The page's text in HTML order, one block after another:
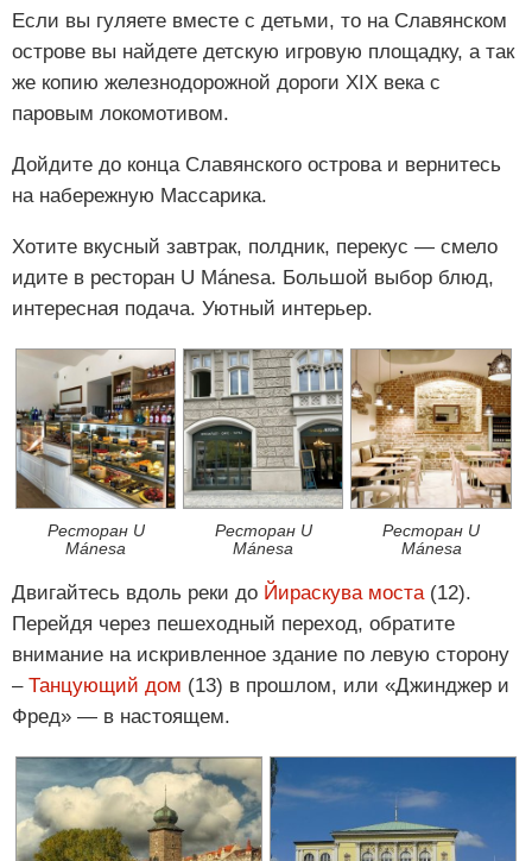
Если вы гуляете вместе с детьми, то на Славянском
острове вы найдете детскую игровую площадку, а так
же копию железнодорожной дороги XIX века с
паровым локомотивом.
Дойдите до конца Славянского острова и вернитесь
на набережную Массарика.
Хотите вкусный завтрак, полдник, перекус — смело
идите в ресторан U Mánesa. Большой выбор блюд,
интересная подача. Уютный интерьер.
Ресторан U
Mánesa
Ресторан U
Mánesa
Ресторан U
Mánesa
Двигайтесь вдоль реки до Йираскува моста(12).
Перейдя через пешеходный переход, обратите
внимание на искривленное здание по левую сторону
– Танцующий дом (13) в прошлом, или «Джинджер и
Фред» — в настоящем.